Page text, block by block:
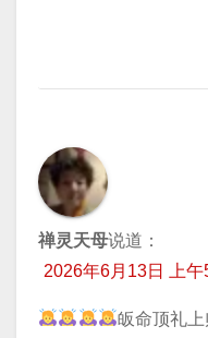
禅灵天母说道：
2026年6月13日 上午
皈命顶礼